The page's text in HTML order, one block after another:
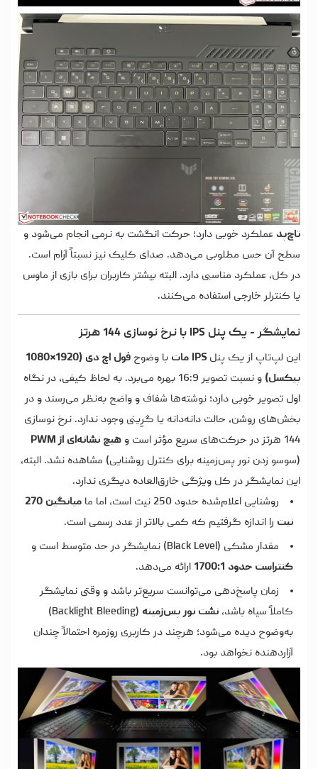
تاچ‌پد عملکرد خوبی دارد؛ حرکت انگشت به نرمی انجام می‌شود و
سطح آن حس مطلوبی می‌دهد. صدای کلیک نیز نسبتاً آرام است.
در کل، عملکرد مناسبی دارد. البته بیشتر کاربران برای بازی از ماوس
یا کنترلر خارجی استفاده می‌کنند.
نمایشگر - یک پنل IPS با نرخ نوسازی 144 هرتز
این لپ‌تاپ از یک پنلIPS مات با وضوح
فول‌ اچ‌ دی (1920×1080
پیکسل)
و نسبت تصویر 16:9 بهره می‌برد. به‌ لحاظ کیفی، در نگاه
اول تصویر خوبی دارد؛ نوشته‌ها شفاف و واضح به‌نظر می‌رسند و در
بخش‌های روشن، حالت دانه‌دانه یا گرِینی وجود ندارد. نرخ نوسازی
144 هرتز در حرکت‌های سریع مؤثر است و
هیچ نشانه‌ای از PWM
(سوسو زدن نور پس‌زمینه برای کنترل روشنایی) مشاهده نشد. البته،
این نمایشگر در کل ویژگی خارق‌العاده دیگری ندارد.
روشنایی اعلام‌شده حدود 250 نیت است، اما ما
میانگین 270
نیت را اندازه گرفتیم که کمی بالاتر از عدد رسمی است.
مقدار مشکی (Black Level) نمایشگر در حد متوسط است و
کنتراست حدود 1700:1
ارائه می‌دهد.
زمان پاسخ‌دهی می‌توانست سریع‌تر باشد و وقتی نمایشگر
کاملاً سیاه باشد، نشت نور پس‌زمینه
(Backlight Bleeding)
به‌وضوح دیده می‌شود؛ هرچند در کاربری روزمره احتمالاً چندان
آزاردهنده نخواهد بود.